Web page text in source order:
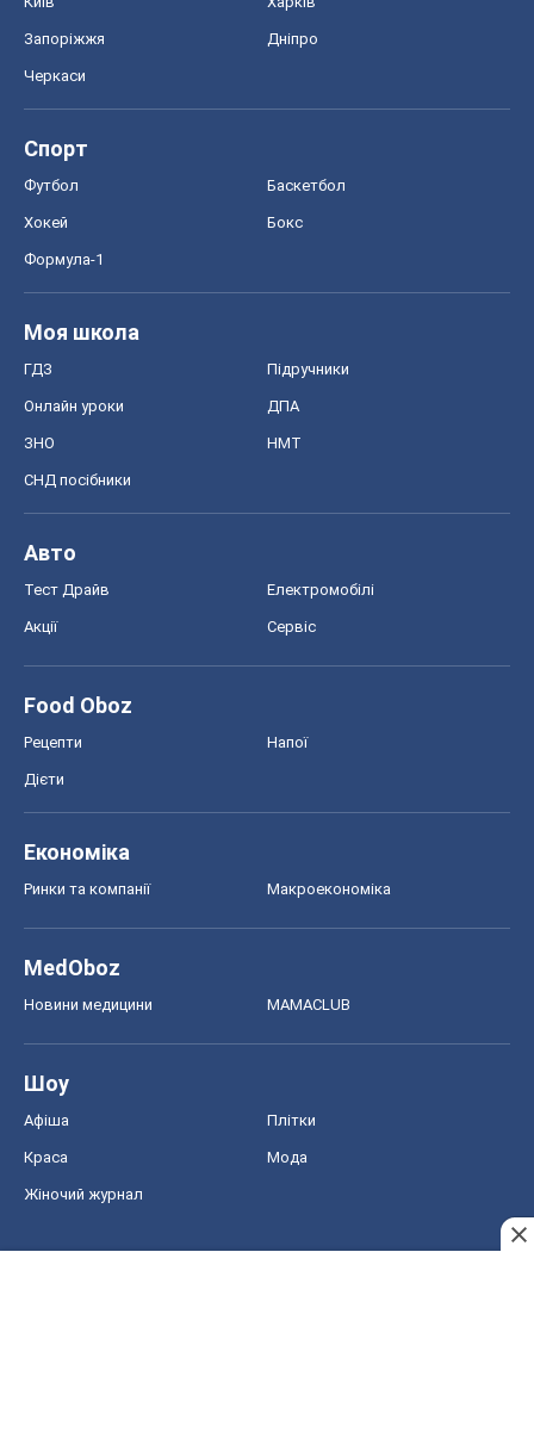
Запоріжжя Дніпро
Черкаси
Спорт
Футбол Баскетбол
Хокей Бокс
Формула-1
Моя школа
ГДЗ Підручники
Онлайн уроки ДПА
ЗНО НМТ
СНД посібники
Авто
Тест Драйв Електромобілі
Акції Сервіс
Food Oboz
Рецепти Напої
Дієти
Економіка
Ринки та компанії Макроекономіка
MedOboz
Новини медицини MAMACLUB
Шоу
Афіша Плітки
Краса Мода
Жіночий журнал